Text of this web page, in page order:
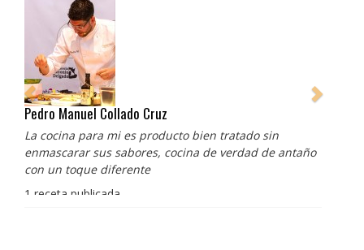
Pedro Manuel Collado Cruz
La cocina para mi es producto bien tratado sin
enmascarar sus sabores, cocina de verdad de antaño
con un toque diferente
1 receta publicada